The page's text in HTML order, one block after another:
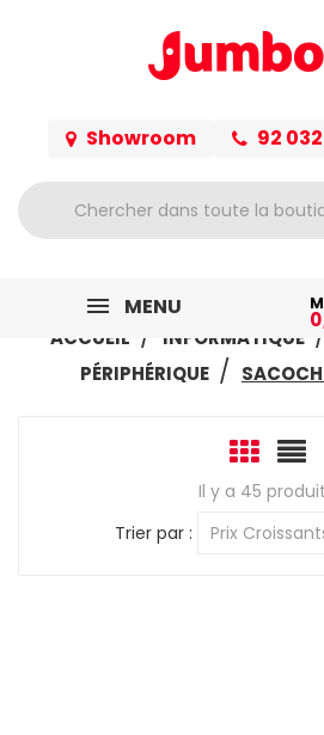
Showroom 92
MENU
ACCUEIL INFORMATIQUE
PÉRIPHÉRIQUE
Il y a 45
Trier par :
Prix